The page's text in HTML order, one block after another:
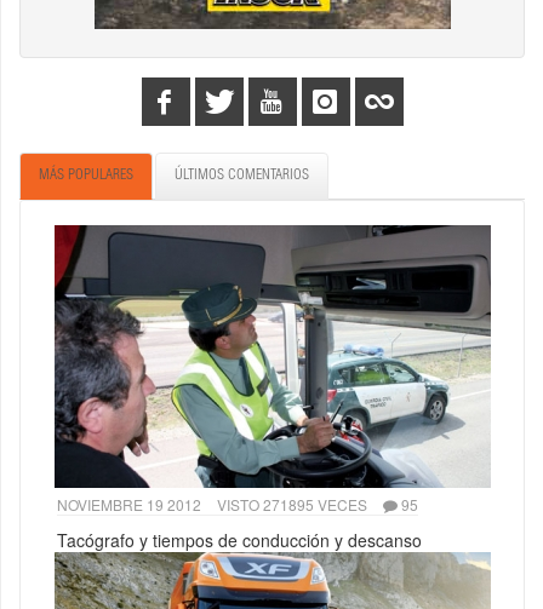
MÁS POPULARES ÚLTIMOS COMENTARIOS
NOVIEMBRE 19 2012 VISTO 271895 VECES 95
Tacógrafo y tiempos de conducción y descanso